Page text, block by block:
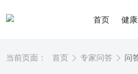
首页 健
当前页面： 首页 专家问答 问